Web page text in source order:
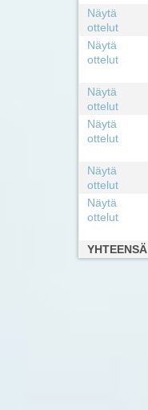
Näytä
ottelut
Näytä
ottelut
Näytä
ottelut
Näytä
ottelut
Näytä
ottelut
Näytä
ottelut
YHTEENSÄ